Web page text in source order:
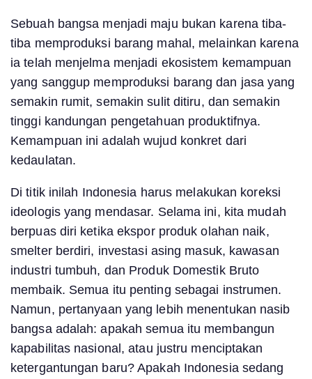
Sebuah bangsa menjadi maju bukan karena tiba-
tiba memproduksi barang mahal, melainkan karena
ia telah menjelma menjadi ekosistem kemampuan
yang sanggup memproduksi barang dan jasa yang
semakin rumit, semakin sulit ditiru, dan semakin
tinggi kandungan pengetahuan produktifnya.
Kemampuan ini adalah wujud konkret dari
kedaulatan.
Di titik inilah Indonesia harus melakukan koreksi
ideologis yang mendasar. Selama ini, kita mudah
berpuas diri ketika ekspor produk olahan naik,
smelter berdiri, investasi asing masuk, kawasan
industri tumbuh, dan Produk Domestik Bruto
membaik. Semua itu penting sebagai instrumen.
Namun, pertanyaan yang lebih menentukan nasib
bangsa adalah: apakah semua itu membangun
kapabilitas nasional, atau justru menciptakan
ketergantungan baru? Apakah Indonesia sedang